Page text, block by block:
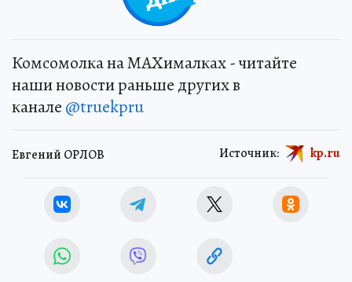
Комсомолка на MAXималках - читайте
наши новости раньше других в
канале @truekpru
Евгений ОРЛОВ Источник: kp.ru